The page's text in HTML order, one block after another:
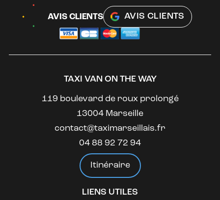
AVIS CLIENTS AVIS CLIENTS
TAXI VAN ON THE WAY
119 boulevard de roux prolongé
13004 Marseille
contact@taximarseillais.fr
04 88 92 72 94
Itinéraire
LIENS UTILES